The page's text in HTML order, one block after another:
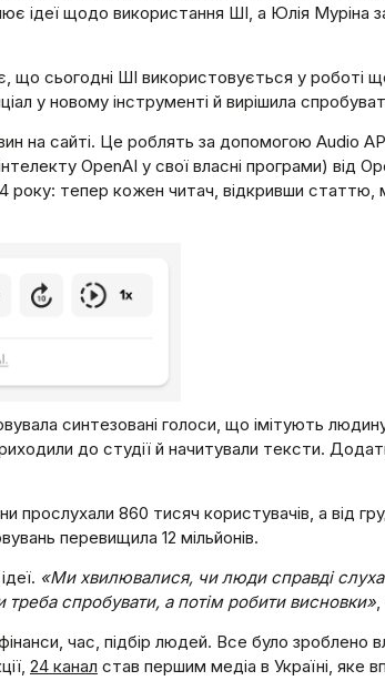
ідеї щодо використання ШІ, а Юлія Муріна
що сьогодні ШІ використовується у роботі
у новому інструменті й вирішила
на сайті. Це роблять за допомогою Audio
OpenAI у свої власні програми) від
року: тепер кожен читач, відкривши
синтезовані голоси, що імітують
до студії й начитували тексти.
прослухали 860 тисяч користувачів, а від
перевищила 12 мільйонів.
«Ми хвилювалися, чи люди справді
спробувати, а потім робити висновки»
час, підбір людей. Все було зроблено
24 канал став першим медіа в Україні, яке